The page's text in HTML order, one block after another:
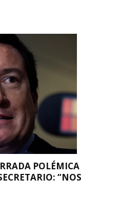
POLÉMICA
“NOS